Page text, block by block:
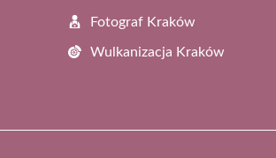
Fotograf Kraków
Wulkanizacja Kraków